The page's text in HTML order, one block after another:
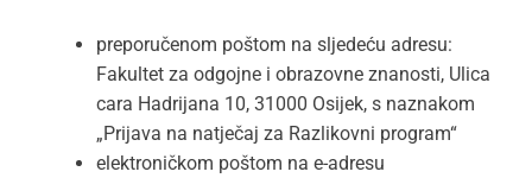
preporučenom poštom na sljedeću adresu:
Fakultet za odgojne i obrazovne znanosti, Ulica
cara Hadrijana 10, 31000 Osijek, s naznakom
„Prijava na natječaj za Razlikovni program“
elektroničkom poštom na e-adresu